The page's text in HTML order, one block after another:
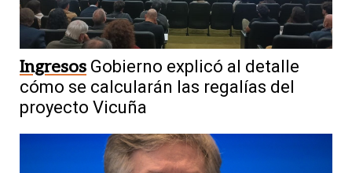
Ingresos Gobierno explicó al detalle
cómo se calcularán las regalías del
proyecto Vicuña